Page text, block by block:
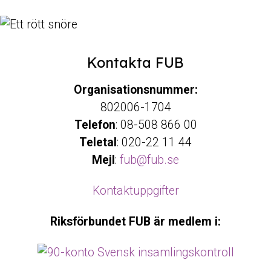
Kontakta FUB
Organisationsnummer:
802006-1704
Telefon: 08-508 866 00
Teletal : 020-22 11 44
Mejl : fub@fub.se
Kontaktuppgifter
Riksförbundet FUB är medlem i: